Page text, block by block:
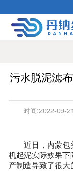
污水脱泥滤
时间:2022-09-21
近日，内蒙包
机起泥实际效果下
产制造导致了很大